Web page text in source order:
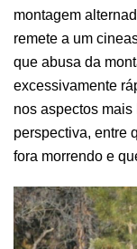
montagem
remete a um
que abusa da
excessivamente
nos aspectos
perspectiva, entre
fora morrendo e